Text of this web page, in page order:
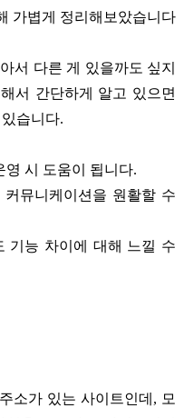
가볍게 정리해보았습니다
서 다른 게 있을까도 싶지
서 간단하게 알고 있으면
습니다.
영 시 도움이 됩니다.
뮤니케이션을 원활할 수
기능 차이에 대해 느낄 수
소가 있는 사이트인데, 모